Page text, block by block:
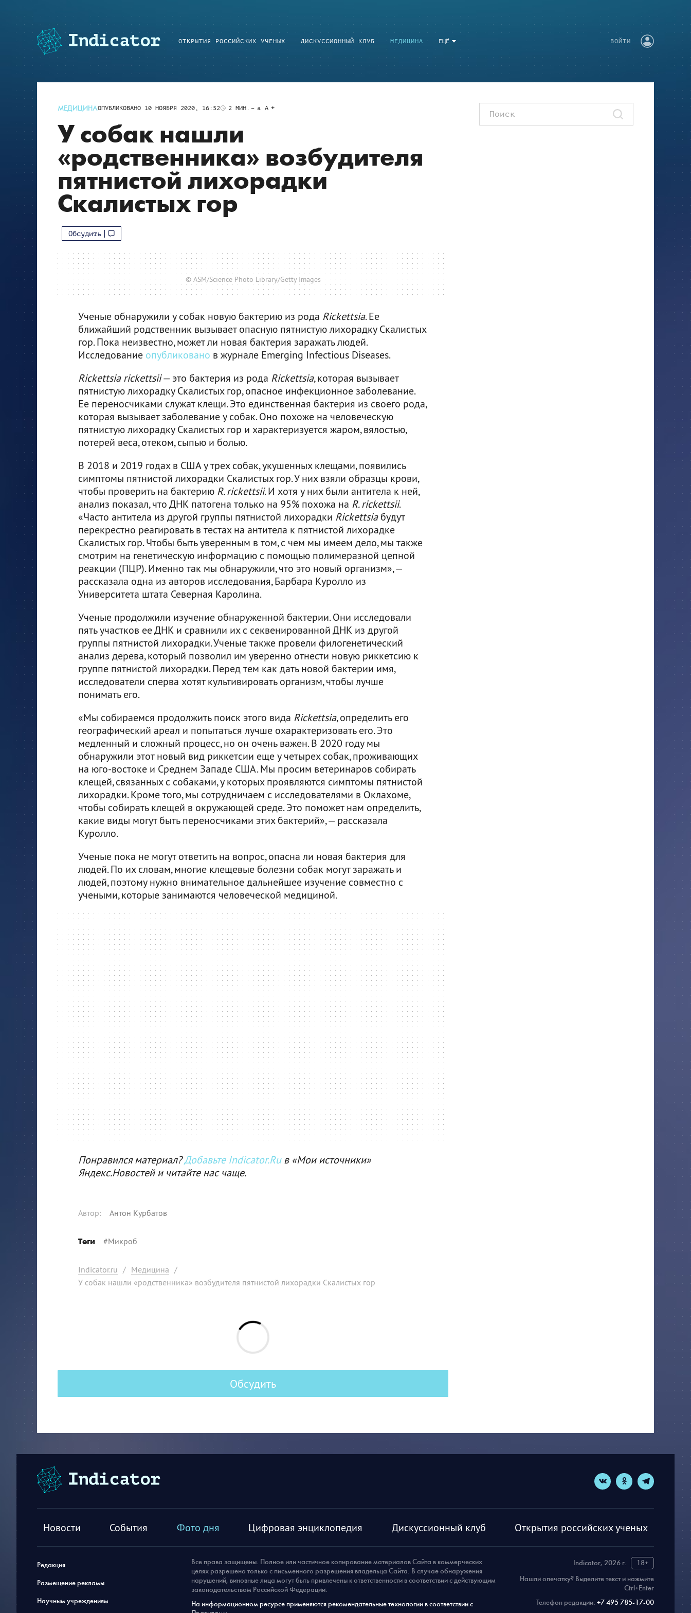
ЕЩЁ
ОТКРЫТИЯ РОССИЙСКИХ УЧЕНЫХ ДИСКУССИОННЫЙ КЛУБ МЕДИЦИНА ВОЙТИ
МЕДИЦИНАОПУБЛИКОВАНО 10 НОЯБРЯ 2020, 16:52 2 МИН. a A
У собак нашли
«родственника» возбудителя
пятнистой лихорадки
Скалистых гор
Обсудить
© ASM/Science Photo Library/Getty Images
Ученые обнаружили у собак новую бактерию из рода Rickettsia. Ее
ближайший родственник вызывает опасную пятнистую лихорадку Скалистых
гор. Пока неизвестно, может ли новая бактерия заражать людей.
Исследование опубликовано в журнале Emerging Infectious Diseases.
Rickettsia rickettsii— это бактерия из рода Rickettsia, которая вызывает
пятнистую лихорадку Скалистых гор, опасное инфекционное заболевание.
Ее переносчиками служат клещи. Это единственная бактерия из своего рода,
которая вызывает заболевание у собак. Оно похоже на человеческую
пятнистую лихорадку Скалистых гор и характеризуется жаром, вялостью,
потерей веса, отеком, сыпью и болью.
В 2018 и 2019 годах в США у трех собак, укушенных клещами, появились
симптомы пятнистой лихорадки Скалистых гор. У них взяли образцы крови,
чтобы проверить на бактерию R. rickettsii. И хотя у них были антитела к ней,
анализ показал, что ДНК патогена только на 95% похожа на R. rickettsii.
«Часто антитела из другой группы пятнистой лихорадки Rickettsiaбудут
перекрестно реагировать в тестах на антитела к пятнистой лихорадке
Скалистых гор. Чтобы быть уверенным в том, с чем мы имеем дело, мы также
смотрим на генетическую информацию с помощью полимеразной цепной
реакции (ПЦР). Именно так мы обнаружили, что это новый организм», —
рассказала одна из авторов исследования, Барбара Куролло из
Университета штата Северная Каролина.
Ученые продолжили изучение обнаруженной бактерии. Они исследовали
пять участков ее ДНК и сравнили их с секвенированной ДНК из другой
группы пятнистой лихорадки. Ученые также провели филогенетический
анализ дерева, который позволил им уверенно отнести новую риккетсию к
группе пятнистой лихорадки. Перед тем как дать новой бактерии имя,
исследователи сперва хотят культивировать организм, чтобы лучше
понимать его.
«Мы собираемся продолжить поиск этого вида Rickettsia, определить его
географический ареал и попытаться лучше охарактеризовать его. Это
медленный и сложный процесс, но он очень важен. В 2020 году мы
обнаружили этот новый вид риккетсии еще у четырех собак, проживающих
на юго-востоке и Среднем Западе США. Мы просим ветеринаров собирать
клещей, связанных с собаками, у которых проявляются симптомы пятнистой
лихорадки. Кроме того, мы сотрудничаем с исследователями в Оклахоме,
чтобы собирать клещей в окружающей среде. Это поможет нам определить,
какие виды могут быть переносчиками этих бактерий», — рассказала
Куролло.
Ученые пока не могут ответить на вопрос, опасна ли новая бактерия для
людей. По их словам, многие клещевые болезни собак могут заражать и
людей, поэтому нужно внимательное дальнейшее изучение совместно с
учеными, которые занимаются человеческой медициной.
Понравился материал?Добавьте Indicator.Ruв «Мои источники»
Яндекс.Новостей и читайте нас чаще.
Автор: Антон Курбатов
Теги #Микроб
Indicator.ru / Медицина /
У собак нашли «родственника» возбудителя пятнистой лихорадки Скалистых гор
Обсудить
Новости События Фото дня Цифровая энциклопедия Дискуссионный клуб Открытия российских ученых
Редакция
Размещение рекламы
Научным учреждениям
Indicator, 2026 г.
18+
Нашли опечатку? Выделите текст и нажмите
Ctrl+Enter
Телефон редакции: +7 495 785-17-00
Все права защищены. Полное или частичное копирование материалов Сайта в коммерческих
целях разрешено только с письменного разрешения владельца Сайта. В случае обнаружения
нарушений, виновные лица могут быть привлечены к ответственности в соответствии с действующим
законодательством Российской Федерации.
На информационном ресурсе применяются рекомендательные технологии в соответствии с